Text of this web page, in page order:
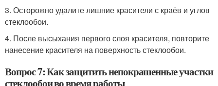
3. Осторожно удалите лишние красители с краёв и углов
стеклообои.
4. После высыхания первого слоя красителя, повторите
нанесение красителя на поверхность стеклообои.
Вопрос 7: Как защитить непокрашенные участки